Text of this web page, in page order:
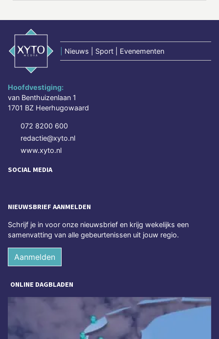
Nieuws | Sport | Evenementen
Hoofdvestiging:
van Benthuizenlaan 1
1701 BZ Heerhugowaard
072 8200 600
redactie@xyto.nl
www.xyto.nl
SOCIAL MEDIA
NIEUWSBRIEF AANMELDEN
Schrijf je in voor onze nieuwsbrief en krijg wekelijks een
samenvatting van alle gebeurtenissen uit jouw regio.
Aanmelden
ONLINE DAGBLADEN